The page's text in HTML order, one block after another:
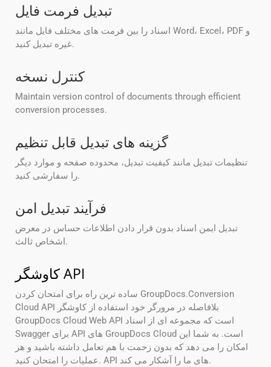
تبدیل فرمت فایل
اسناد را بین فرمت های مختلف فایل مانند Word، Excel، PDF و
غیره تبدیل کنید.
کنترل نسخه
Maintain version control of documents through efficient
conversion processes.
گزینه های تبدیل قابل تنظیم
تنظیمات تبدیل مانند کیفیت تبدیل، محدوده صفحه و موارد دیگر
را سفارشی کنید.
فرآیند تبدیل امن
تبدیل ایمن اسناد بدون قرار دادن اطلاعات حساس در معرض
اشخاص ثالث.
کاوشگر API
ساده ترین راه برای امتحان کردن GroupDocs.Conversion
Cloud API بلافاصله در مرورگر خود استفاده از کاوشگر
GroupDocs Cloud Web API است که مجموعه ای از اسناد
Swagger برای API های GroupDocs Cloud است. به شما این
امکان را می دهد که بدون زحمت با هم تعامل داشته باشید و هر
عملیات را امتحان کنید. API های ما را آشکار می کند.